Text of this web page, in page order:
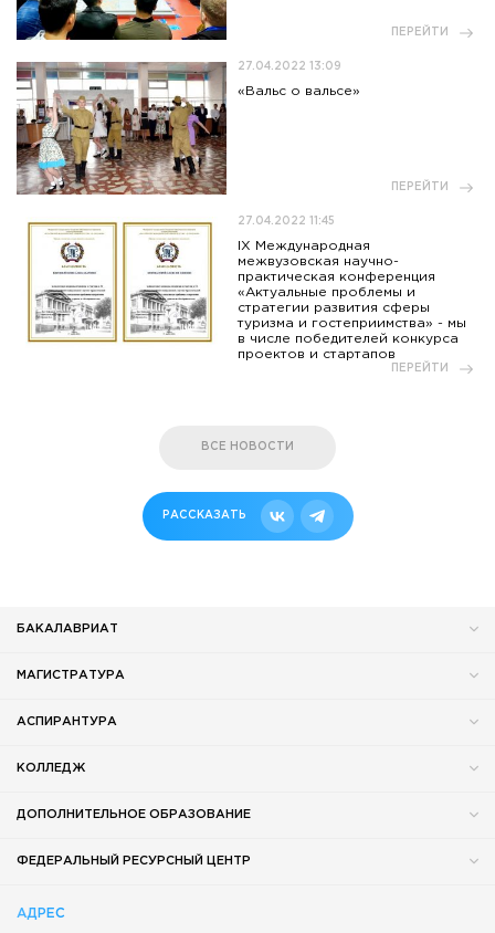
ПЕРЕЙТИ
27.04.2022 13:09
«Вальс о вальсе»
ПЕРЕЙТИ
27.04.2022 11:45
IX Международная
межвузовская научно-
практическая конференция
«Актуальные проблемы и
стратегии развития сферы
туризма и гостеприимства» - мы
в числе победителей конкурса
проектов и стартапов
ПЕРЕЙТИ
ВСЕ НОВОСТИ
РАССКАЗАТЬ
БАКАЛАВРИАТ
МАГИСТРАТУРА
АСПИРАНТУРА
КОЛЛЕДЖ
ДОПОЛНИТЕЛЬНОЕ ОБРАЗОВАНИЕ
ФЕДЕРАЛЬНЫЙ РЕСУРСНЫЙ ЦЕНТР
АДРЕС